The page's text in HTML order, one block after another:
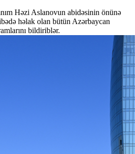
Həzi Aslanovun abidəsinin önünə
həlak olan bütün Azərbaycan
bildiriblər.